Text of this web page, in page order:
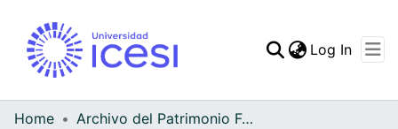
Log In
Home
Archivo del Patrimonio Fotográfico y Fílmico del Valle del Cauca